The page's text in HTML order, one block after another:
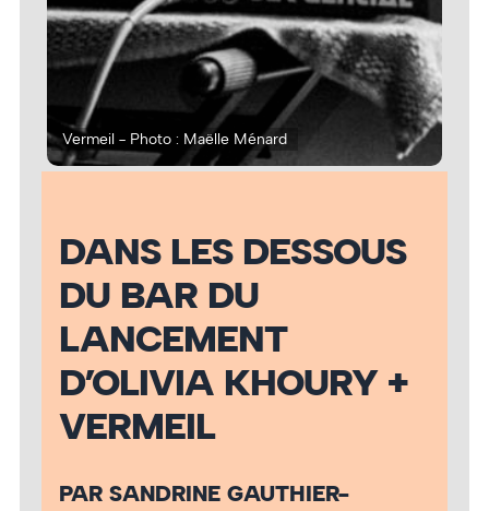
Vermeil - Photo : Maëlle Ménard
DANS LES DESSOUS
DU BAR DU
LANCEMENT
D’OLIVIA KHOURY +
VERMEIL
PAR SANDRINE GAUTHIER-